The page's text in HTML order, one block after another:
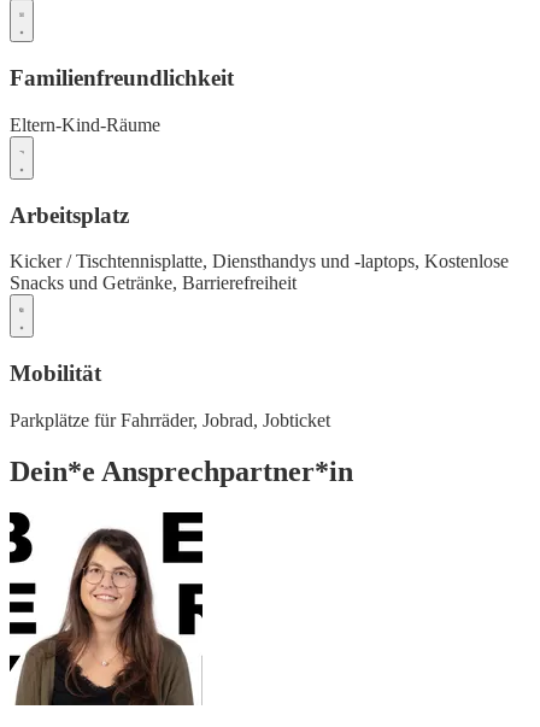
Familienfreundlichkeit
Eltern-Kind-Räume
Arbeitsplatz
Kicker / Tischtennisplatte, Diensthandys und -laptops, Kostenlose
Snacks und Getränke, Barrierefreiheit
Mobilität
Parkplätze für Fahrräder, Jobrad, Jobticket
Dein*e Ansprechpartner*in